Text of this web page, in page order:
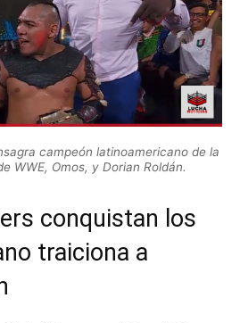
campeón latinoamericano de la
WWE, Omos, y Dorian Roldán.
conquistan los
traiciona a